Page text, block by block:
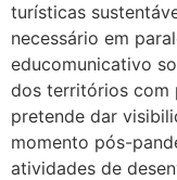
turísticas
necessário em
educomunicativo
dos territórios com
pretende dar
momento pós-
atividades de